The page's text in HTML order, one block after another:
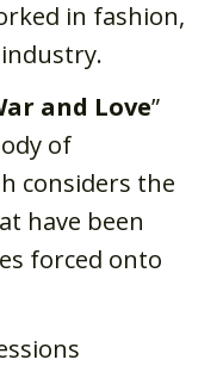
in fashion,
and Love”
of
considers the
have been
forced onto